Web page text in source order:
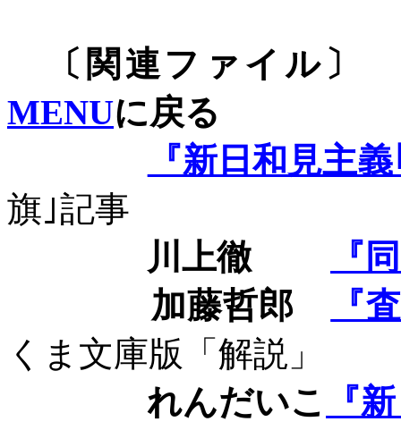
〔関連
MENUに戻る
『新日和見主
旗｣記事
川上徹
『
加藤哲郎
『
くま文庫版「解説」
れんだいこ
『